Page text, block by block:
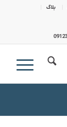
بلاگ